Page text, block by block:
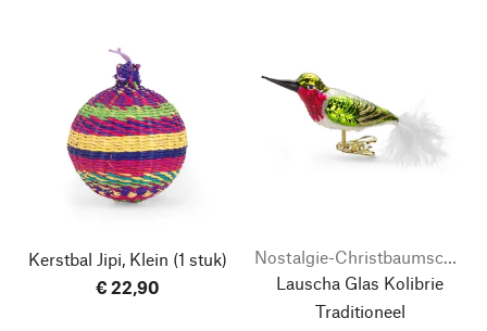
Kerstbal Jipi, Klein (1 stuk)
€ 22,90
Nostalgie-Christbaumschmuck
Lauscha Glas Kolibrie
Traditioneel